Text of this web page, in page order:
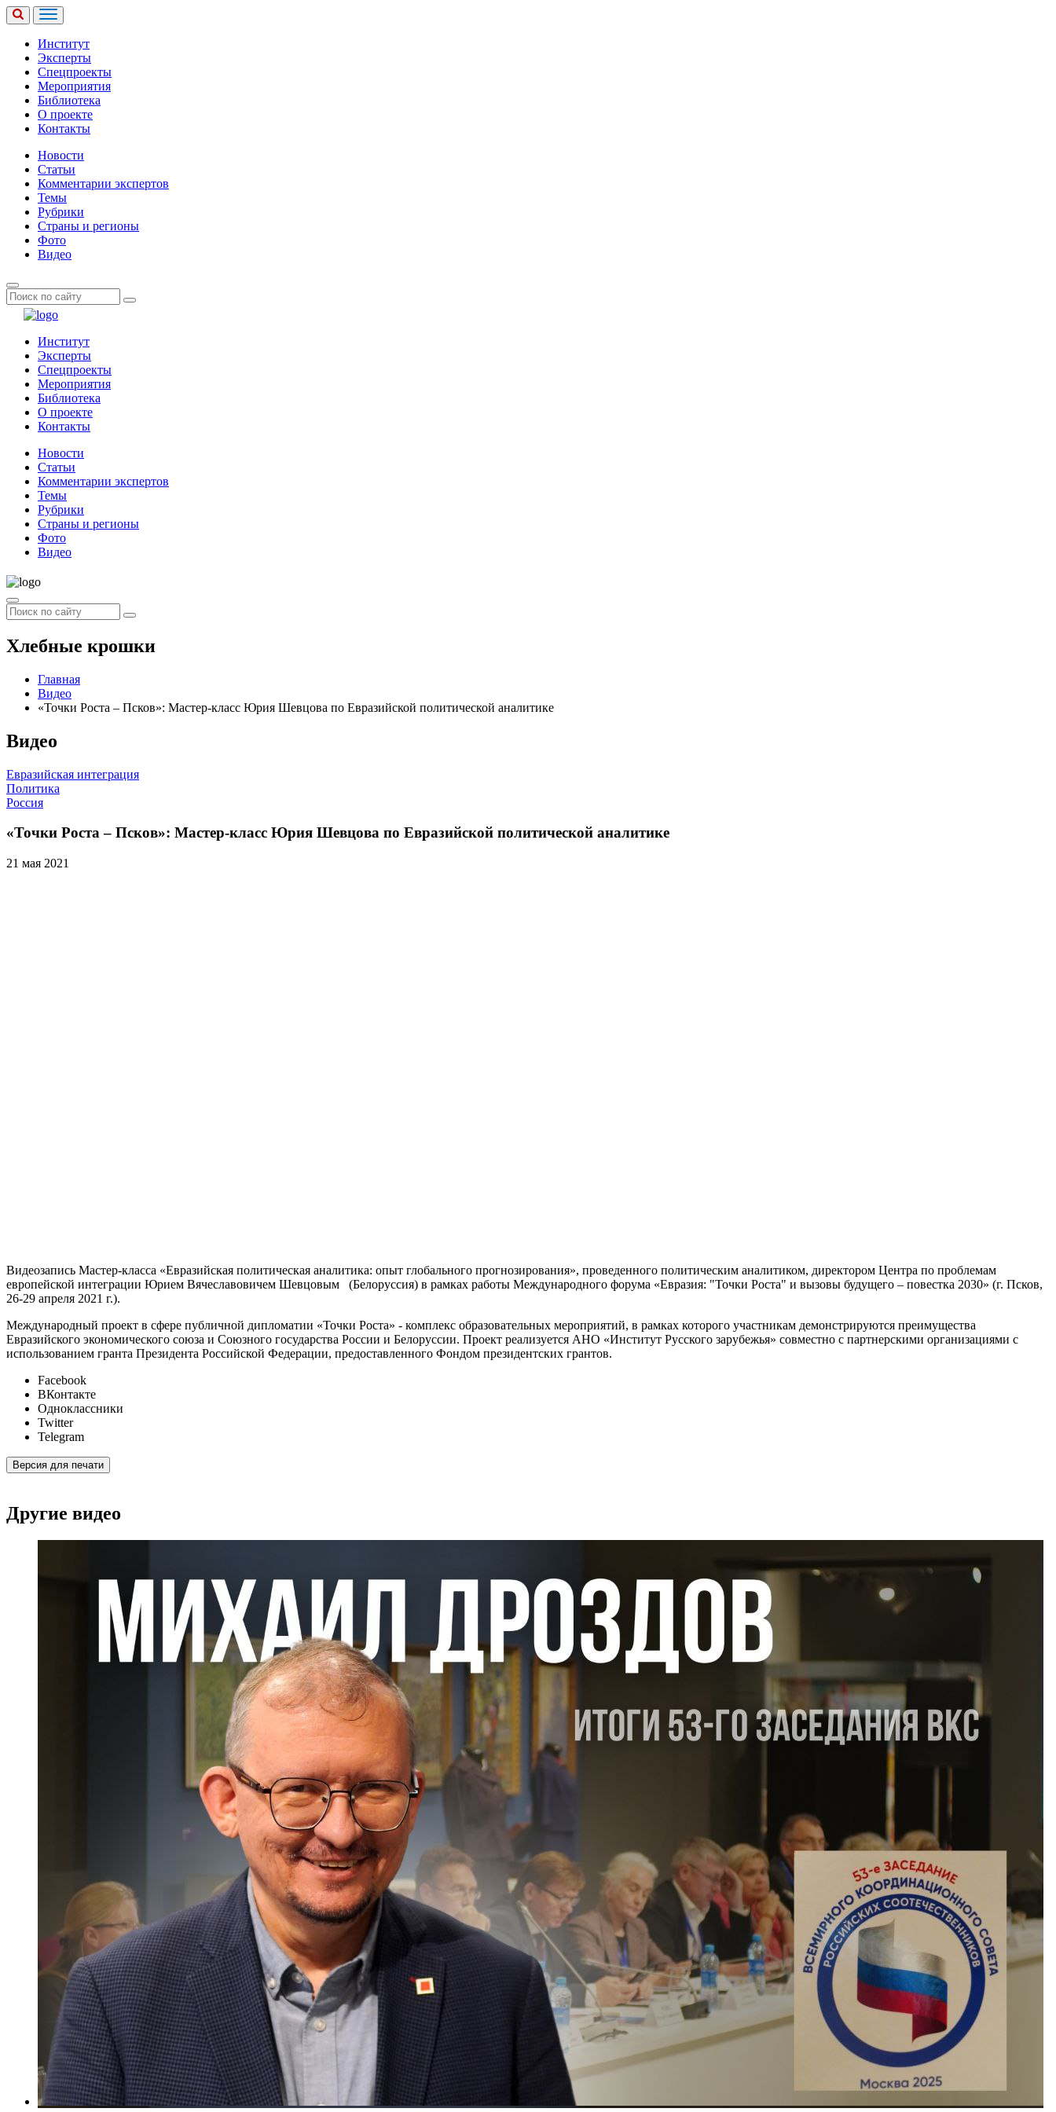
Институт
Эксперты
Спецпроекты
Мероприятия
Библиотека
О проекте
Контакты
Новости
Статьи
Комментарии экспертов
Темы
Рубрики
Страны и регионы
Фото
Видео
Институт
Эксперты
Спецпроекты
Мероприятия
Библиотека
О проекте
Контакты
Новости
Статьи
Комментарии экспертов
Темы
Рубрики
Страны и регионы
Фото
Видео
Хлебные крошки
Главная
Видео
«Точки Роста – Псков»: Мастер-класс Юрия Шевцова по Евразийской политической аналитике
Видео
Евразийская интеграция
Политика
Россия
«Точки Роста – Псков»: Мастер-класс Юрия Шевцова по Евразийской политической аналитике
21 мая 2021
Видеозапись Мастер-класса «Евразийская политическая аналитика: опыт глобального прогнозирования», проведенного политическим аналитиком, директором Центра по проблемам
европейской интеграции Юрием Вячеславовичем Шевцовым (Белоруссия) в рамках работы Международного форума «Евразия: "Точки Роста" и вызовы будущего – повестка 2030» (г. Псков,
26-29 апреля 2021 г.).
Международный проект в сфере публичной дипломатии «Точки Роста» - комплекс образовательных мероприятий, в рамках которого участникам демонстрируются преимущества
Евразийского экономического союза и Союзного государства России и Белоруссии. Проект реализуется АНО «Институт Русского зарубежья» совместно с партнерскими организациями с
использованием гранта Президента Российской Федерации, предоставленного Фондом президентских грантов.
Facebook
ВКонтакте
Одноклассники
Twitter
Telegram
Версия для печати
Другие видео